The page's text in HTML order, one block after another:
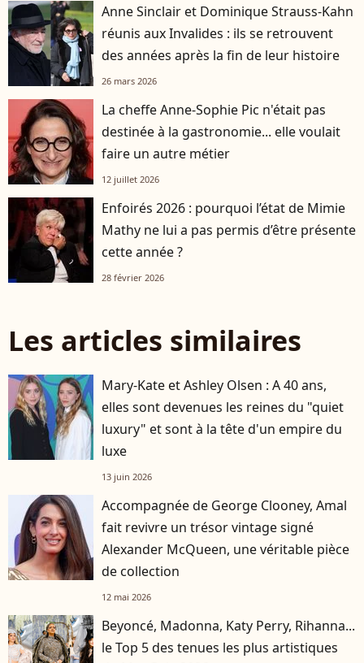
Anne Sinclair et Dominique Strauss-Kahn
réunis aux Invalides : ils se retrouvent
des années après la fin de leur histoire
26 mars 2026
La cheffe Anne-Sophie Pic n'était pas
destinée à la gastronomie... elle voulait
faire un autre métier
12 juillet 2026
Enfoirés 2026 : pourquoi l’état de Mimie
Mathy ne lui a pas permis d’être présente
cette année ?
28 février 2026
Les articles similaires
Mary-Kate et Ashley Olsen : A 40 ans,
elles sont devenues les reines du "quiet
luxury" et sont à la tête d'un empire du
luxe
13 juin 2026
Accompagnée de George Clooney, Amal
fait revivre un trésor vintage signé
Alexander McQueen, une véritable pièce
de collection
12 mai 2026
Beyoncé, Madonna, Katy Perry, Rihanna...
le Top 5 des tenues les plus artistiques